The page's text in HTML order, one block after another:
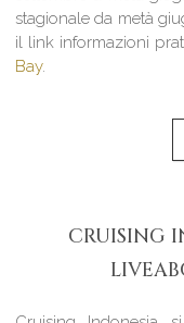
stagionale da metà
il link informazioni
Bay.
CRUISING